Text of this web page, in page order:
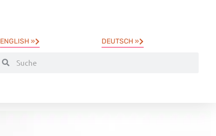
ENGLISH » DEUTSCH »